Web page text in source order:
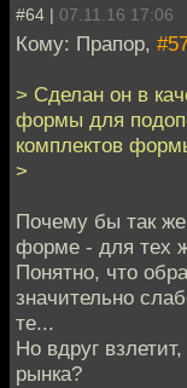
#64 | 07.11.16 17:06
Кому: Прапор,
> Сделан он в
формы для
комплектов
>
Почему бы так
форме - для тех
Понятно, что
значительно
те...
Но вдруг
рынка?